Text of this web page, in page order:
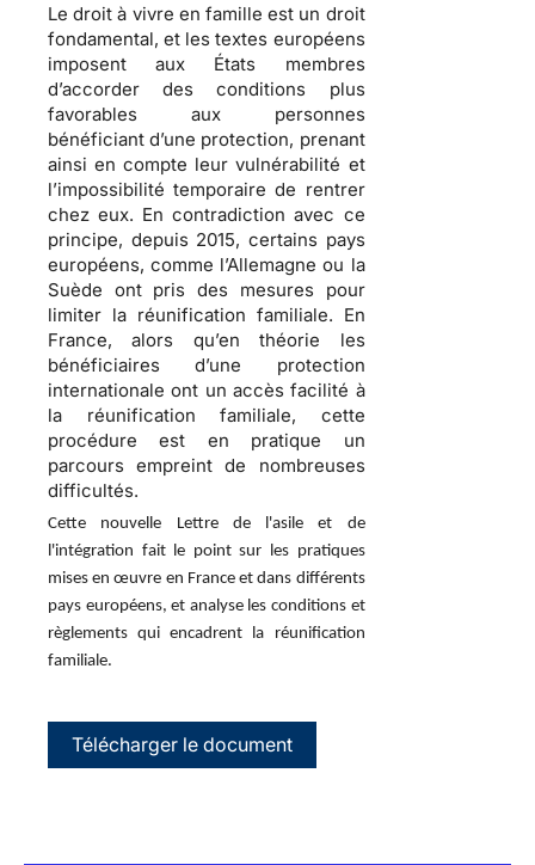
Le droit à vivre en famille est un droit
fondamental, et les textes européens
imposent aux États membres
d’accorder des conditions plus
favorables aux personnes
bénéficiant d’une protection, prenant
ainsi en compte leur vulnérabilité et
l’impossibilité temporaire de rentrer
chez eux. En contradiction avec ce
principe, depuis 2015, certains pays
européens, comme l’Allemagne ou la
Suède ont pris des mesures pour
limiter la réunification familiale. En
France, alors qu’en théorie les
bénéficiaires d’une protection
internationale ont un accès facilité à
la réunification familiale, cette
procédure est en pratique un
parcours empreint de nombreuses
difficultés.
Cette nouvelle Lettre de l'asile et de
l'intégration fait le point sur les pratiques
mises en œuvre en France et dans différents
pays européens, et analyse les conditions et
règlements qui encadrent la réunification
familiale.
Télécharger le document